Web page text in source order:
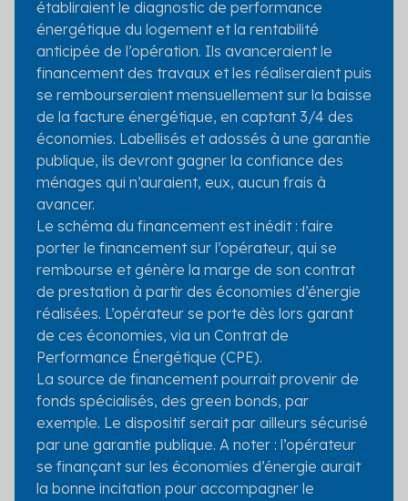
établiraient le diagnostic de performance
énergétique du logement et la rentabilité
anticipée de l’opération. Ils avanceraient le
financement des travaux et les réaliseraient puis
se rembourseraient mensuellement sur la baisse
de la facture énergétique, en captant 3/4 des
économies. Labellisés et adossés à une garantie
publique, ils devront gagner la confiance des
ménages qui n’auraient, eux, aucun frais à
avancer.
Le schéma du financement est inédit : faire
porter le financement sur l’opérateur, qui se
rembourse et génère la marge de son contrat
de prestation à partir des économies d’énergie
réalisées. L’opérateur se porte dès lors garant
de ces économies, via un Contrat de
Performance Énergétique (CPE).
La source de financement pourrait provenir de
fonds spécialisés, des green bonds, par
exemple. Le dispositif serait par ailleurs sécurisé
par une garantie publique. A noter : l’opérateur
se finançant sur les économies d’énergie aurait
la bonne incitation pour accompagner le